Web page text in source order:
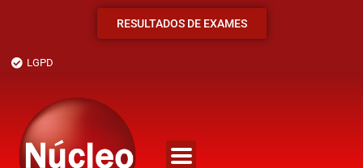
RESULTADOS DE EXAMES
LGPD